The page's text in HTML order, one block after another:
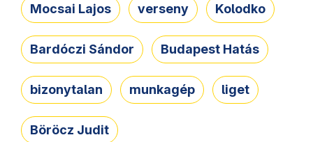
Mocsai Lajos verseny Kolodko
Bardóczi Sándor Budapest Hatás
bizonytalan munkagép liget
Böröcz Judit